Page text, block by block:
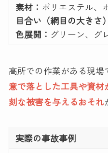
素材： ポリエステル、
目合い（網目の大きさ
色展開： グリーン、グ
高所での作業がある現場
意で落とした工具や資
刻な被害を与えるおそれ
実際の事故事例